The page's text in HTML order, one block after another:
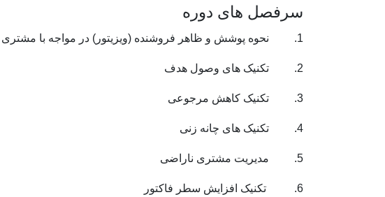
سرفصل های دوره
1. نحوه پوشش و ظاهر فروشنده (ویزیتور) در مواجه با مشتری
2. تکنیک های وصول هدف
3. تکنیک کاهش مرجوعی
4. تکنیک های چانه زنی
5. مدیریت مشتری ناراضی
6. تکنیک افزایش سطر فاکتور